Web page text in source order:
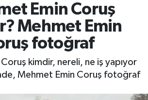
Emin Coruş
Mehmet Emin
fotoğraf
kimdir, nereli, ne iş yapıyor
Mehmet Emin Coruş fotoğraf
Nereli
Haberleri